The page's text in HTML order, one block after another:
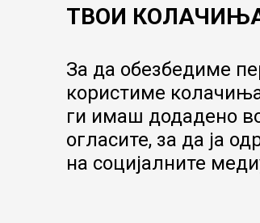
09:00
ТВОИ
За да обезбедиме
користиме
ги имаш додадено
огласите, за да ја
на социјалните